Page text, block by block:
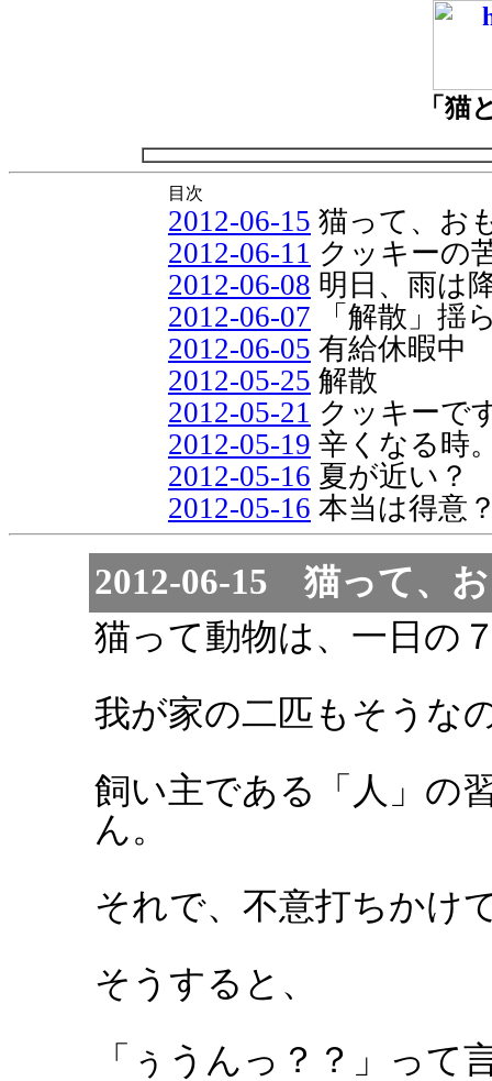
「猫
目次
2012-06-15 猫って、お
2012-06-11 クッキーの
2012-06-08 明日、雨は
2012-06-07 「解散」揺
2012-06-05 有給休暇中
2012-05-25 解散
2012-05-21 クッキーで
2012-05-19 辛くなる時
2012-05-16 夏が近い？
2012-05-16 本当は得意
2012-06-15 猫って、
猫って動物は、一日の
我が家の二匹もそうな
飼い主である「人」の
ん。
それで、不意打ちかけ
そうすると、
「ぅうんっ？？」って